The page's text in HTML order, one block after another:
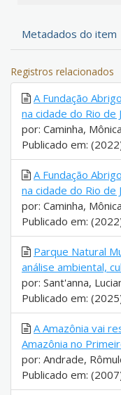
Metadados do item
Registros relacionados
A Fundação
na cidade do Rio de
por: Caminha,
Publicado em:
A Fundação
na cidade do Rio de
por: Caminha,
Publicado em:
Parque Natural
análise ambiental,
por: Sant'anna,
Publicado em:
A Amazônia vai
Amazônia no
por: Andrade,
Publicado em: